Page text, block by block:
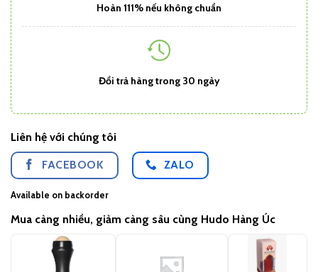
Hoàn 111% nếu không chuẩn
Đổi trả hàng trong 30 ngày
Liên hệ với chúng tôi
FACEBOOK ZALO
Available on backorder
Mua càng nhiều, giảm càng sâu cùng Hudo Hàng Úc